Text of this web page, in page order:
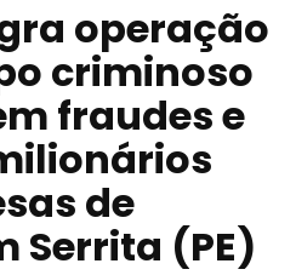
operação
criminoso
fraudes e
de
Serrita (PE)